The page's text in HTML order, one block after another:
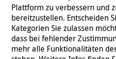
Plattform zu verbessern und
bereitzustellen. Entscheiden
Kategorien Sie zulassen
dass bei fehlender
mehr alle Funktionalitäten